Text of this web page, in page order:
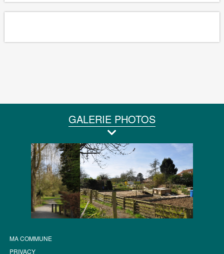
GALERIE PHOTOS
MA COMMUNE
PRIVACY